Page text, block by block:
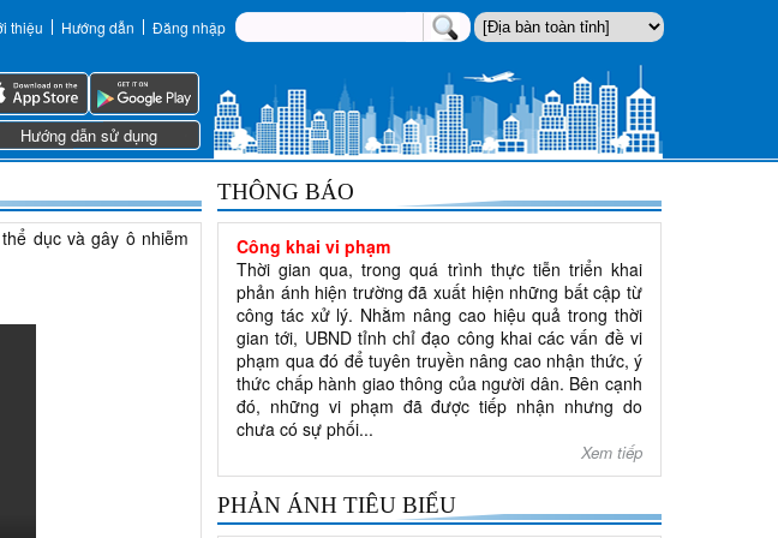
thiệu Hướng dẫn Đăng nhập
Hướng dẫn sử dụng
dục và gây ô nhiễm
THÔNG BÁO
Công khai vi phạm
Thời gian qua, trong quá trình thực tiễn triển khai
phản ánh hiện trường đã xuất hiện những bất cập từ
công tác xử lý. Nhằm nâng cao hiệu quả trong thời
gian tới, UBND tỉnh chỉ đạo công khai các vấn đề vi
phạm qua đó để tuyên truyền nâng cao nhận thức, ý
thức chấp hành giao thông của người dân. Bên cạnh
đó, những vi phạm đã được tiếp nhận nhưng do
chưa có sự phối...
Xem tiếp
PHẢN ÁNH TIÊU BIỂU